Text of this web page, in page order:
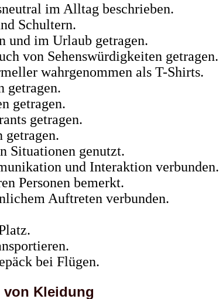
im Alltag beschrieben.
Schultern.
und im Urlaub getragen.
von Sehenswürdigkeiten getragen.
wahrgenommen als T-Shirts.
getragen.
getragen.
getragen.
getragen.
Situationen genutzt.
und Interaktion verbunden.
Personen bemerkt.
Auftreten verbunden.
bei Flügen.
von Kleidung